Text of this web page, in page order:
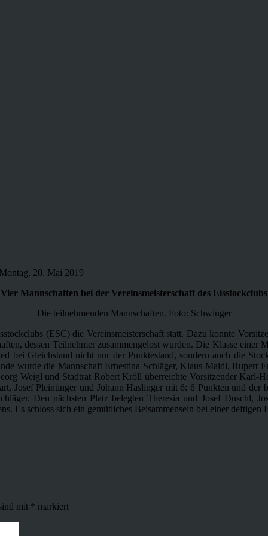
20. Mai 2019
Vier Mannschaften bei der Vereinsmeisterschaft des Eisstockclubs
Die teilnehmenden Mannschaften. Foto: Schwinger
(ESC) die Vereinsmeisterschaft statt. Dazu konnte
dessen Teilnehmer zusammengelost wurden. Die Klasse
bei Gleichstand nicht nur der Punktestand, sondern auch die
wurde die Mannschaft Ernestina Schläger, Klaus Maidl, Rupert
Weigl und Stadtrat Robert Kröll überreichte Vorsitzender Karl-
Josef Pleintinger und Johann Haslinger mit 6: 6 Punkten und
Den nächsten Platz belegten Theresia und Josef
Es schloss sich ein gemütliches Beisammensein bei einer deftigen
mit * markiert